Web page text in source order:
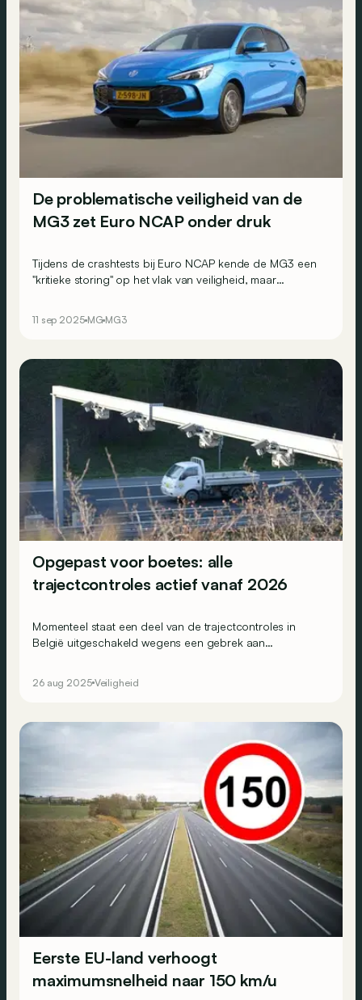
De problematische veiligheid van de
MG3 zet Euro NCAP onder druk
Tijdens de crashtests bij Euro NCAP kende de MG3 een
"kritieke storing" op het vlak van veiligheid, maar
11 sep 2025 MG MG3
Opgepast voor boetes: alle
trajectcontroles actief vanaf 2026
Momenteel staat een deel van de trajectcontroles in
België uitgeschakeld wegens een gebrek aan
26 aug 2025 Veiligheid
Eerste EU-land verhoogt
maximumsnelheid naar 150 km/u